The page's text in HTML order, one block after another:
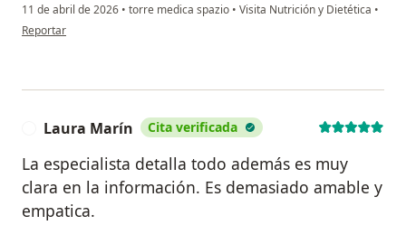
11 de abril de 2026 • torre medica spazio • Visita Nutrición y Dietética •
en opinión del usuario Bibiana areiza
Reportar
Laura Marín Cita verificada
La especialista detalla todo además es muy
clara en la información. Es demasiado amable y
empatica.